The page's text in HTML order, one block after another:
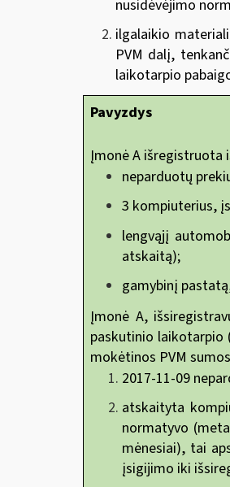
nusidėvėjimo
ilgalaikio
PVM dalį,
laikotarpio
Pavyzdys
Įmonė A išregistruota
neparduotų
3 kompiuterius,
lengvąjį
atskaitą);
gamybinį
Įmonė A,
paskutinio laikotarpio
mokėtinos PVM
2017-11-09
atskaityta
normatyvo
mėnesiai), tai
įsigijimo iki